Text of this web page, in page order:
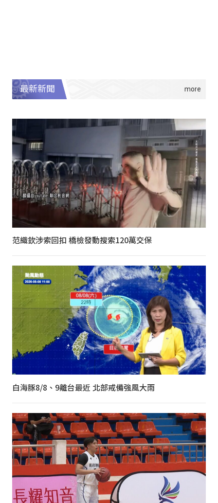
最新新聞
范織欽涉索回扣 橋檢發動搜索120萬交保
白海豚8/8、9離台最近 北部戒備強風大雨